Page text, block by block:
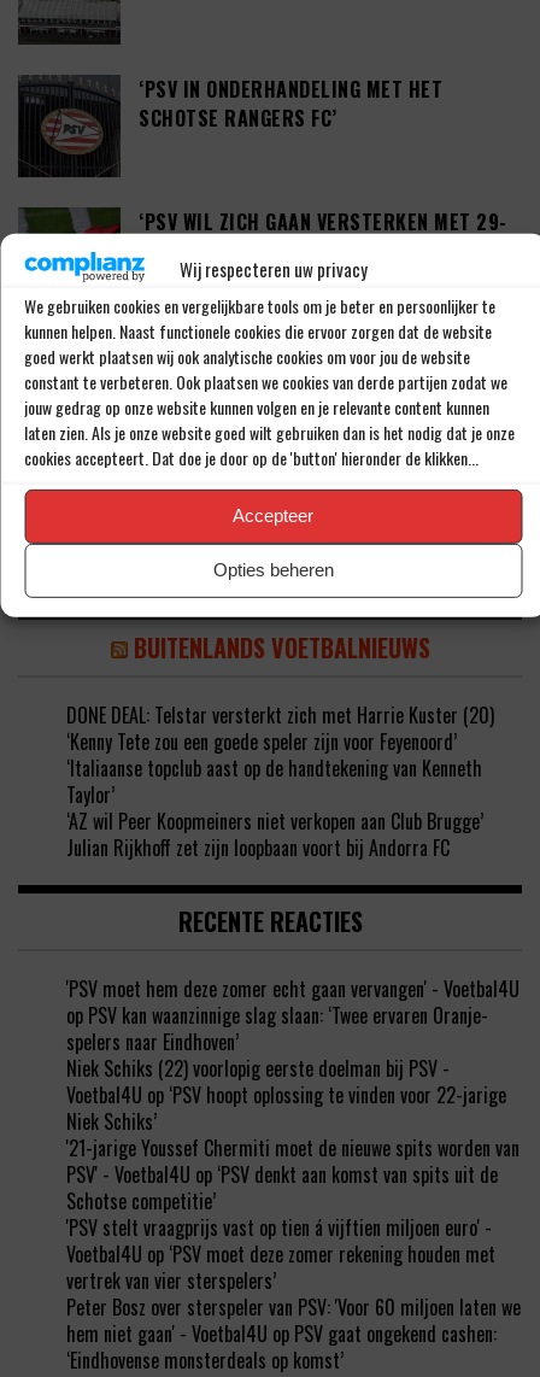
Wij respecteren uw privacy
We gebruiken cookies en vergelijkbare tools om je beter en persoonlijker te
kunnen helpen. Naast functionele cookies die ervoor zorgen dat de website
goed werkt plaatsen wij ook analytische cookies om voor jou de website
constant te verbeteren. Ook plaatsen we cookies van derde partijen zodat we
jouw gedrag op onze website kunnen volgen en je relevante content kunnen
laten zien. Als je onze website goed wilt gebruiken dan is het nodig dat je onze
cookies accepteert. Dat doe je door op de 'button' hieronder de klikken...
Accepteer
Opties beheren
‘PSV IN ONDERHANDELING MET HET
SCHOTSE RANGERS FC’
‘PSV WIL ZICH GAAN VERSTERKEN MET 29-
JARIGE ADAMA CAMARA’
JOEL DROMMEL (29) TEKENT VOOR VIER
JAAR BIJ FC TWENTE
‘COUHAIB DRIOUECH ZOU EEN PRIMA
SPELER ZIJN VOOR FEYENOORD’
BUITENLANDS VOETBALNIEUWS
DONE DEAL: Telstar versterkt zich met Harrie Kuster (20)
‘Kenny Tete zou een goede speler zijn voor Feyenoord’
‘Italiaanse topclub aast op de handtekening van Kenneth
Taylor’
‘AZ wil Peer Koopmeiners niet verkopen aan Club Brugge’
Julian Rijkhoff zet zijn loopbaan voort bij Andorra FC
RECENTE REACTIES
'PSV moet hem deze zomer echt gaan vervangen' - Voetbal4U
op PSV kan waanzinnige slag slaan: ‘Twee ervaren Oranje-
spelers naar Eindhoven’
Niek Schiks (22) voorlopig eerste doelman bij PSV -
Voetbal4U op ‘PSV hoopt oplossing te vinden voor 22-jarige
Niek Schiks’
'21-jarige Youssef Chermiti moet de nieuwe spits worden van
PSV' - Voetbal4U op ‘PSV denkt aan komst van spits uit de
Schotse competitie’
'PSV stelt vraagprijs vast op tien á vijftien miljoen euro' -
Voetbal4U op ‘PSV moet deze zomer rekening houden met
vertrek van vier sterspelers’
Peter Bosz over sterspeler van PSV: 'Voor 60 miljoen laten we
hem niet gaan' - Voetbal4U op PSV gaat ongekend cashen:
‘Eindhovense monsterdeals op komst’